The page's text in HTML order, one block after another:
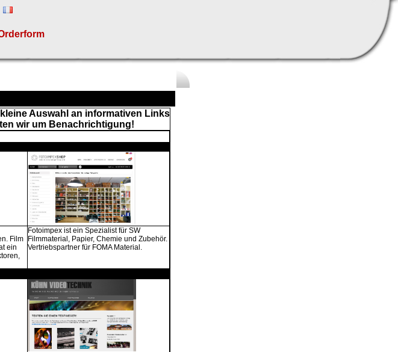
Auswahl an informativen Links
wir um Benachrichtigung!
Film
ein
Fotoimpex ist ein Spezialist für SW
Filmmaterial, Papier, Chemie und Zubehör.
Vertriebspartner für FOMA Material.